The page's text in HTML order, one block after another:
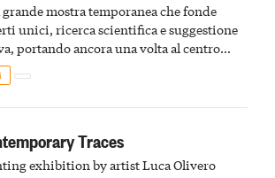
mostra temporanea che fonde
unici, ricerca scientifica e suggestione
portando ancora una volta al centro
scena le meraviglie del passato astigiano
Traces
exhibition by artist Luca Olivero